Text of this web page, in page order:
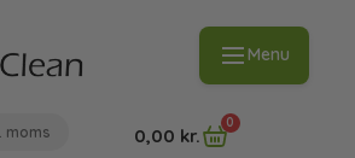
Menu
moms 0,00 kr.
0